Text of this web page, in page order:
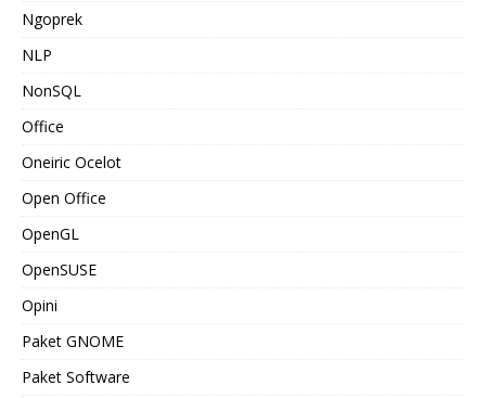
Ngoprek
NLP
NonSQL
Office
Oneiric Ocelot
Open Office
OpenGL
OpenSUSE
Opini
Paket GNOME
Paket Software